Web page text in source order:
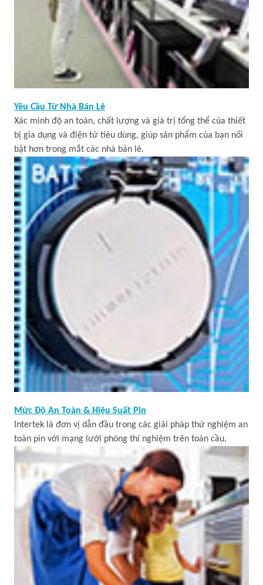
Yêu Cầu Từ Nhà Bán Lẻ
Xác minh độ an toàn, chất lượng và giá trị tổng thể của thiết
bị gia dụng và điện tử tiêu dùng, giúp sản phẩm của bạn nổi
bật hơn trong mắt các nhà bán lẻ.
Mức Độ An Toàn & Hiệu Suất Pin
Intertek là đơn vị dẫn đầu trong các giải pháp thử nghiệm an
toàn pin với mạng lưới phòng thí nghiệm trên toàn cầu.